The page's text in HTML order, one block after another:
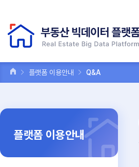
플랫폼 이용안내 Q&A
플랫폼 이용안내